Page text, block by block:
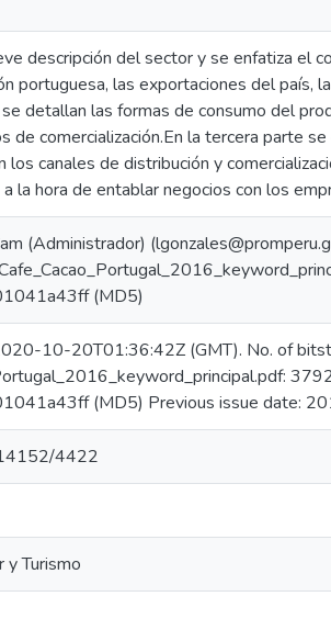
descripción del sector y se enfatiza el
portuguesa, las exportaciones del país,
detallan las formas de consumo del
de comercialización.En la tercera parte
los canales de distribución y
la hora de entablar negocios con los
(Administrador)
(MD5)
10-20T01:36:42Z (GMT). No. of
(MD5) Previous issue date:
4422
y Turismo